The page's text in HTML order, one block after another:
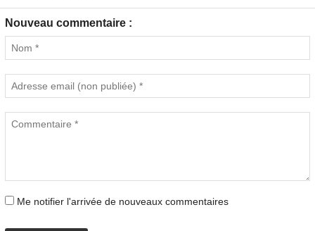
Nouveau commentaire :
Me notifier l'arrivée de nouveaux commentaires